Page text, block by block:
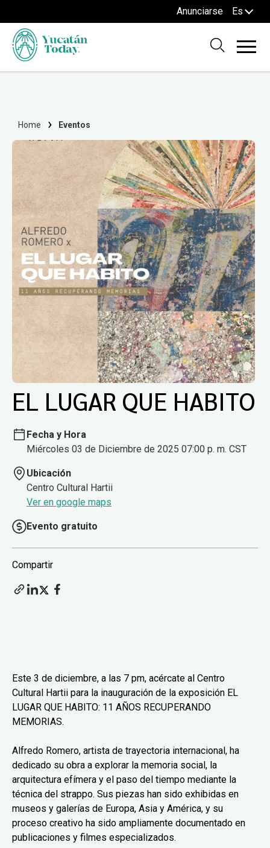
Anunciarse Es
Home Eventos
EL LUGAR QUE HABITO
Fecha y Hora
Miércoles 03 de Diciembre de 2025 07:00 p. m. CST
Ubicación
Centro Cultural Hartii
Ver en google maps
Evento gratuito
Compartir
Este 3 de diciembre, a las 7 pm, acércate al Centro
Cultural Hartii para la inauguración de la exposición EL
LUGAR QUE HABITO: 11 AÑOS RECUPERANDO
MEMORIAS.
Alfredo Romero, artista de trayectoria internacional, ha
dedicado su obra a explorar la memoria social, la
arquitectura efímera y el paso del tiempo mediante la
técnica del strappo. Sus piezas han sido exhibidas en
museos y galerías de Europa, Asia y América, y su
proceso creativo ha sido ampliamente documentado en
publicaciones y filmes especializados.